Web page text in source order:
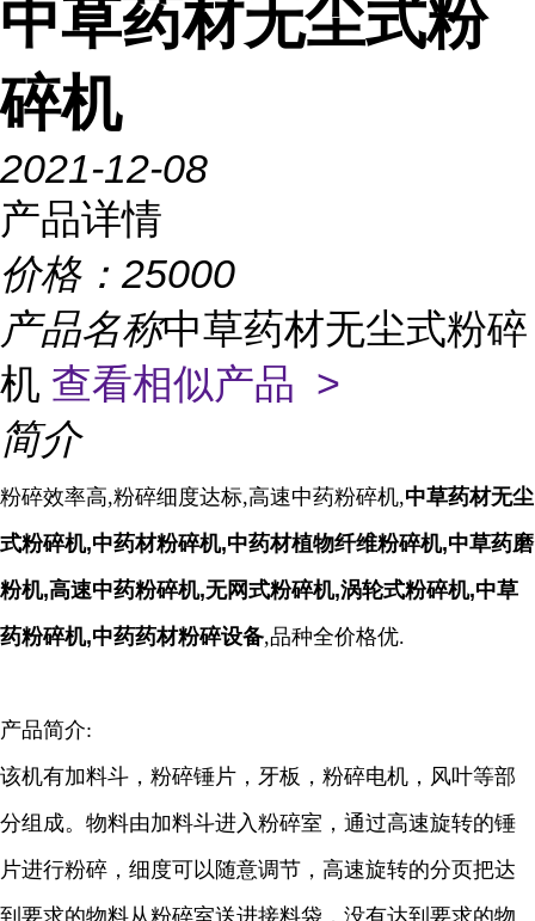
中草药材无尘式粉
碎机
2021-12-08
产品详情
价格： 25000
产品名称中草药材无尘式粉碎
机 查看相似产品 >
简介
粉碎效率高,粉碎细度达标,高速中药粉碎机,中草药材无尘
式粉碎机,中药材粉碎机,中药材植物纤维粉碎机,中草药磨
粉机,高速中药粉碎机,无网式粉碎机,涡轮式粉碎机,中草
药粉碎机,中药药材粉碎设备,品种全价格优.
产品简介:
该机有加料斗，粉碎锤片，牙板，粉碎电机，风叶等部
分组成。物料由加料斗进入粉碎室，通过高速旋转的锤
片进行粉碎，细度可以随意调节，高速旋转的分页把达
到要求的物料从粉碎室送进接料袋，没有达到要求的物